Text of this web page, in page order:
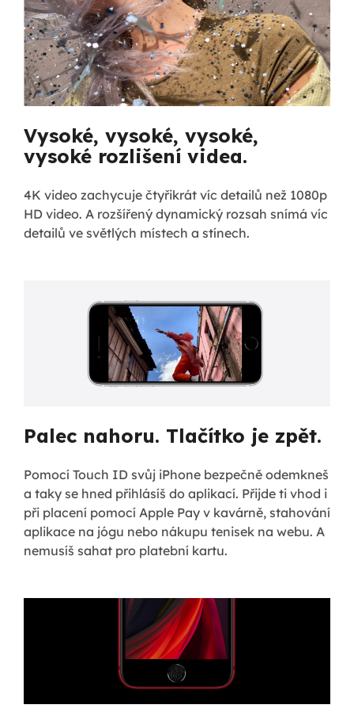
Vysoké, vysoké, vysoké,
vysoké rozlišení videa.
4K video zachycuje čtyřikrát víc detailů než 1080p
HD video. A rozšířený dynamický rozsah snímá víc
detailů ve světlých místech a stínech.
Palec nahoru. Tlačítko je zpět.
Pomocí Touch ID svůj iPhone bezpečně odemkneš
a taky se hned přihlásíš do aplikací. Přijde ti vhod i
při placení pomocí Apple Pay v kavárně, stahování
aplikace na jógu nebo nákupu tenisek na webu. A
nemusíš sahat pro platební kartu.